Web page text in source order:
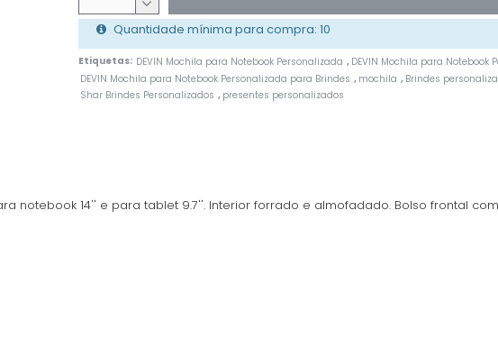
Quantidade mínima para compra: 10
Etiquetas: DEVIN Mochila para Notebook Personalizada , DEVIN Mochila para Notebook
DEVIN Mochila para Notebook Personalizada para Brindes , mochila , Brindes
Shar Brindes Personalizados , presentes personalizados
notebook 14'' e para tablet 9.7''. Interior forrado e almofadado. Bolso frontal